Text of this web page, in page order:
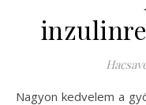
Nagyon kedvelem a gyömbér markáns, csípős ízét és már